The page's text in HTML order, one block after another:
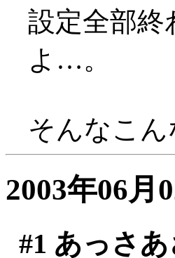
設定全部
よ…。
そんなこ
2003年06月
#1 あっさ